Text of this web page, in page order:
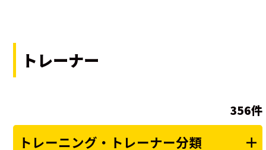
トレーナー
356件
トレーニング・トレーナー分類